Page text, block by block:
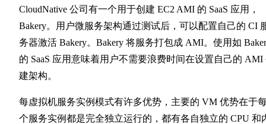
CloudNative 公司有一个用于创建 EC2 AMI 的 SaaS 应用，
Bakery。用户微服务架构通过测试后，可以配置自己的 CI
务器激活 Bakery。Bakery 将服务打包成 AMI。使用如
的 SaaS 应用意味着用户不需要浪费时间在设置自己的 AMI
建架构。
每虚拟机服务实例模式有许多优势，主要的 VM 优势在于
个服务实例都是完全独立运行的，都有各自独立的 CPU 和